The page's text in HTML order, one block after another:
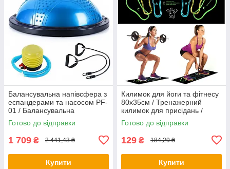
Балансувальна напівсфера з
еспандерами та насосом PF-
01 / Балансувальна
платформа / Фітбол-
напівсфера
Готово до відправки
1 709 ₴ 2 441,43 ₴
Купити
Килимок для йоги та фітнесу
80х35см / Тренажерний
килимок для присідань /
Килимок для вправ
Готово до відправки
129 ₴ 184,29 ₴
Купити